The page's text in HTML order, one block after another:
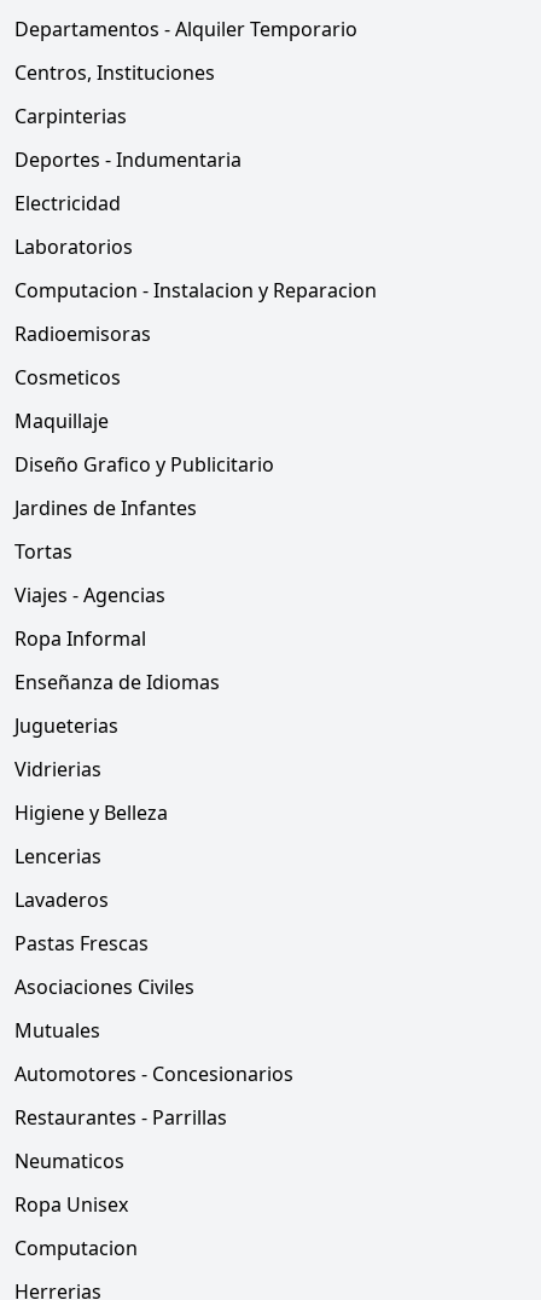
Departamentos - Alquiler Temporario
Centros, Instituciones
Carpinterias
Deportes - Indumentaria
Electricidad
Laboratorios
Computacion - Instalacion y Reparacion
Radioemisoras
Cosmeticos
Maquillaje
Diseño Grafico y Publicitario
Jardines de Infantes
Tortas
Viajes - Agencias
Ropa Informal
Enseñanza de Idiomas
Jugueterias
Vidrierias
Higiene y Belleza
Lencerias
Lavaderos
Pastas Frescas
Asociaciones Civiles
Mutuales
Automotores - Concesionarios
Restaurantes - Parrillas
Neumaticos
Ropa Unisex
Computacion
Herrerias